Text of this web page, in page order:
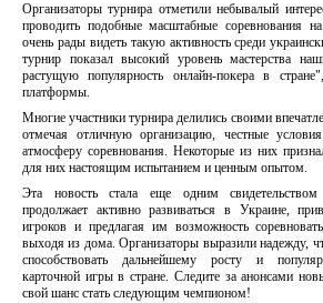
Организаторы турнира отметили небывалый
проводить подобные масштабные соревнования
очень рады видеть такую активность среди
турнир показал высокий уровень мастерства
растущую популярность онлайн-покера в
платформы.
Многие участники турнира делились своими
отмечая отличную организацию, честные
атмосферу соревнования. Некоторые из них
для них настоящим испытанием и ценным опытом.
Эта новость стала еще одним
продолжает активно развиваться в Украине,
игроков и предлагая им возможность
выходя из дома. Организаторы выразили надежду,
способствовать дальнейшему росту и
карточной игры в стране. Следите за анонсами
свой шанс стать следующим чемпионом!